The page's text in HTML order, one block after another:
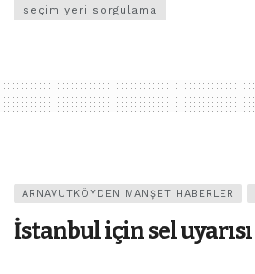
seçim yeri sorgulama
ARNAVUTKÖYDEN MANŞET HABERLER
İstanbul için sel uyarısı